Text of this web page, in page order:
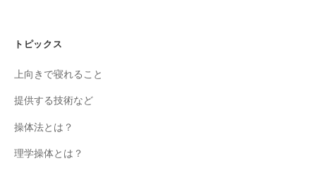
トピックス
上向きで寝れること
提供する技術など
操体法とは？
理学操体とは？